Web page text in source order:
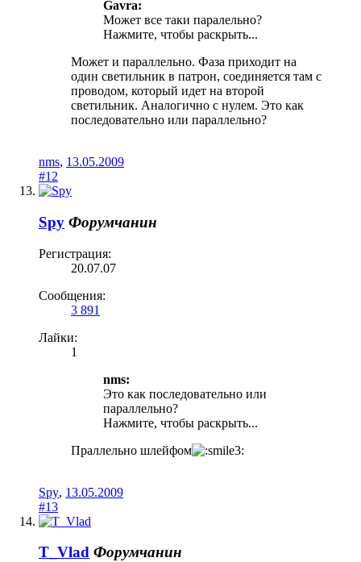
Gavra:
Может все таки паралельно?
Нажмите, чтобы раскрыть...
Может и параллельно. Фаза приходит на
один светильник в патрон, соединяется там с
проводом, который идет на второй
светильник. Аналогично с нулем. Это как
последовательно или параллельно?
nms, 13.05.2009
#12
Spy Форумчанин
Регистрация:
20.07.07
Сообщения:
3 891
Лайки:
1
nms:
Это как последовательно или
параллельно?
Нажмите, чтобы раскрыть...
Праллельно шлейфом
Spy, 13.05.2009
#13
T_Vlad Форумчанин